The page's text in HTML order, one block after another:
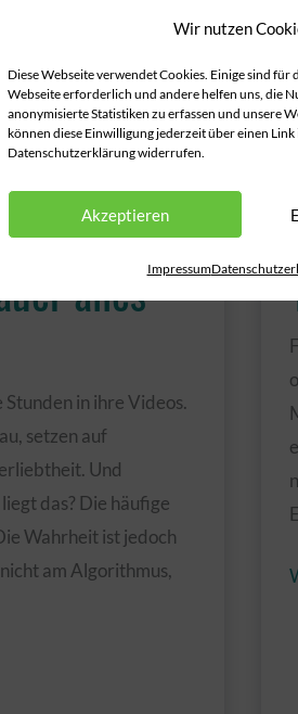
Wir nutzen
Diese Webseite verwendet Cookies. Einige sind
Webseite erforderlich und andere helfen uns, die
anonymisierte Statistiken zu erfassen und unsere
können diese Einwilligung jederzeit über einen
Datenschutzerklärung widerrufen.
Akzeptieren
Impressum
für
alles
in ihre Videos.
setzen auf
Und
das? Die häufige
Wahrheit ist jedoch
am Algorithmus,